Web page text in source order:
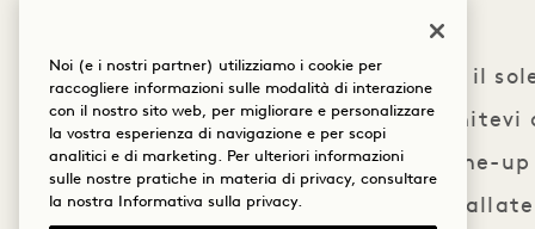
Quando il
Rooftop. Unitevi
con una line-
drink,
Noi (e i nostri partner) utilizziamo i cookie per
raccogliere informazioni sulle modalità di interazione
con il nostro sito web, per migliorare e personalizzare
la vostra esperienza di navigazione e per scopi
analitici e di marketing. Per ulteriori informazioni
sulle nostre pratiche in materia di privacy, consultare
la nostra
Informativa sulla privacy.